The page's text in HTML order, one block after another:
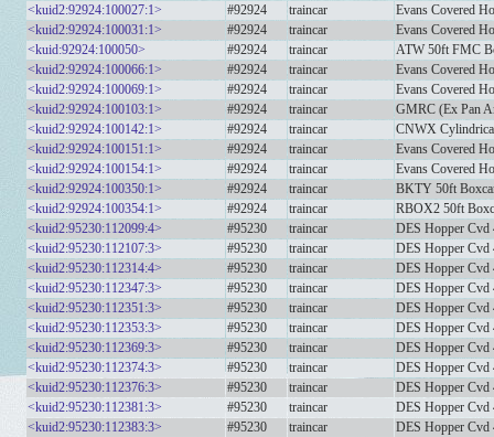
<kuid2:92924:100027:1>
#92924 traincar
Evans Covered
<kuid2:92924:100031:1>
#92924 traincar
Evans Covered
<kuid:92924:100050>
#92924 traincar
ATW 50ft FMC
<kuid2:92924:100066:1>
#92924 traincar
Evans Covered
<kuid2:92924:100069:1>
#92924 traincar
Evans Covered
<kuid2:92924:100103:1>
#92924 traincar
GMRC (Ex Pan
<kuid2:92924:100142:1>
#92924 traincar
CNWX
<kuid2:92924:100151:1>
#92924 traincar
Evans Covered
<kuid2:92924:100154:1>
#92924 traincar
Evans Covered
<kuid2:92924:100350:1>
#92924 traincar
BKTY 50ft
<kuid2:92924:100354:1>
#92924 traincar
RBOX2 50ft
<kuid2:95230:112099:4>
#95230 traincar
DES Hopper
<kuid2:95230:112107:3>
#95230 traincar
DES Hopper
<kuid2:95230:112314:4>
#95230 traincar
DES Hopper
<kuid2:95230:112347:3>
#95230 traincar
DES Hopper
<kuid2:95230:112351:3>
#95230 traincar
DES Hopper
<kuid2:95230:112353:3>
#95230 traincar
DES Hopper
<kuid2:95230:112369:3>
#95230 traincar
DES Hopper
<kuid2:95230:112374:3>
#95230 traincar
DES Hopper
<kuid2:95230:112376:3>
#95230 traincar
DES Hopper
<kuid2:95230:112381:3>
#95230 traincar
DES Hopper
<kuid2:95230:112383:3>
#95230 traincar
DES Hopper